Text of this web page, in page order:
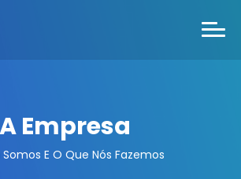
A Empresa
E O Que Nós Fazemos